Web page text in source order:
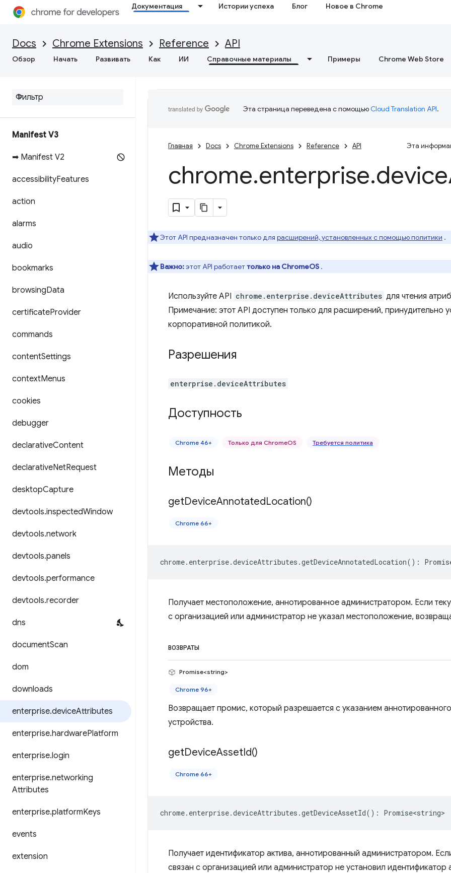
Документация Истории успеха Блог Новое в Chrome
Docs Chrome Extensions Reference API
Обзор Начать Развивать Как ИИ Справочные материалы Примеры Chrome Web Store
Manifest V3
➡ Manifest V2
accessibilityFeatures
action
alarms
audio
bookmarks
browsingData
certificateProvider
commands
contentSettings
contextMenus
cookies
debugger
declarativeContent
declarativeNetRequest
desktopCapture
devtools.inspectedWindow
devtools.network
devtools.panels
devtools.performance
devtools.recorder
dns
documentScan
dom
downloads
enterprise.deviceAttributes
enterprise.hardwarePlatform
enterprise.login
enterprise.networking
Attributes
enterprise.platformKeys
events
extension
Эта страница переведена с помощьюCloud Translation API.
Главная Docs Chrome Extensions Reference API Эта
chrome.enterprise.device
Этот API предназначен только для расширений, установленных с помощью политики .
Важно:этот API работаеттолько на ChromeOS .
Используйте API chrome.enterprise.deviceAttributes для чтения
Примечание: этот API доступен только для расширений, принудительно
корпоративной политикой.
Разрешения
enterprise.deviceAttributes
Доступность
Chrome 46+ Только для ChromeOS Требуется политика
Методы
getDeviceAnnotatedLocation()
Chrome 66+
chrome. enterprise.deviceAttributes .getDeviceAnnotatedLocation() :
Получает местоположение, аннотированное администратором. Если
с организацией или администратор не указал местоположение,
ВОЗВРАТЫ
Promise<string>
Chrome 96+
Возвращает промис, который разрешается с указанием
устройства.
getDeviceAssetId()
Chrome 66+
chrome. enterprise.deviceAttributes .getDeviceAssetId() : Promise<string>
Получает идентификатор актива, аннотированный администратором.
связан с организацией или администратор не установил идентификатор